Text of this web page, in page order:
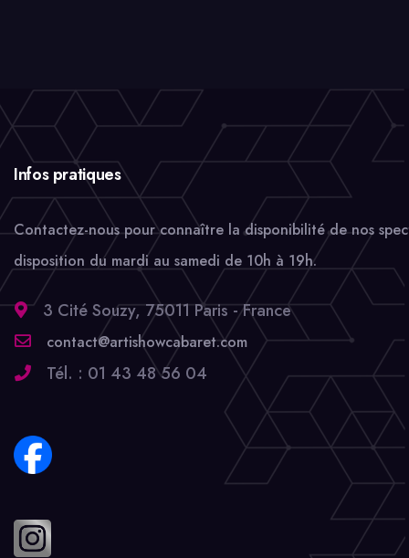
Infos pratiques
Contactez-nous pour connaître la disponibilité de nos
disposition du mardi au samedi de 10h à 19h.
3 Cité Souzy, 75011 Paris - France
contact@artishowcabaret.com
Tél. : 01 43 48 56 04